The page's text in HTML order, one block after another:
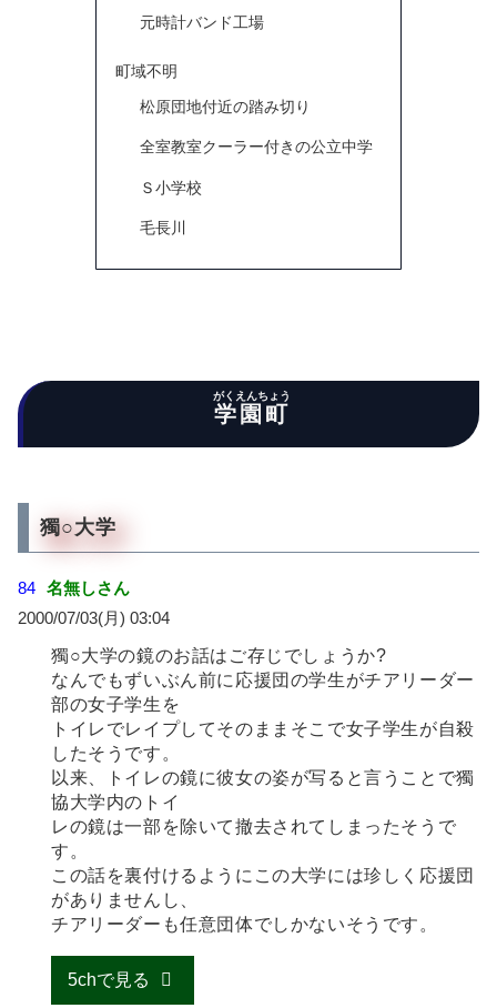
元時計バンド工場
町域不明
松原団地付近の踏み切り
全室教室クーラー付きの公立中学
Ｓ小学校
毛長川
学園町
がくえんちょう
獨○大学
84 名無しさん
2000/07/03(月) 03:04
獨○大学の鏡のお話はご存じでしょうか?
なんでもずいぶん前に応援団の学生がチアリーダー
部の女子学生を
トイレでレイプしてそのままそこで女子学生が自殺
したそうです。
以来、トイレの鏡に彼女の姿が写ると言うことで獨
協大学内のトイ
レの鏡は一部を除いて撤去されてしまったそうで
す。
この話を裏付けるようにこの大学には珍しく応援団
がありませんし、
チアリーダーも任意団体でしかないそうです。
5chで見る